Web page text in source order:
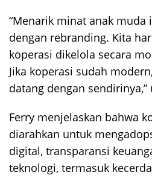
“Menarik minat anak muda
dengan rebranding. Kita
koperasi dikelola secara
Jika koperasi sudah
datang dengan sendirinya,”
Ferry menjelaskan bahwa
diarahkan untuk
digital, transparansi
teknologi, termasuk